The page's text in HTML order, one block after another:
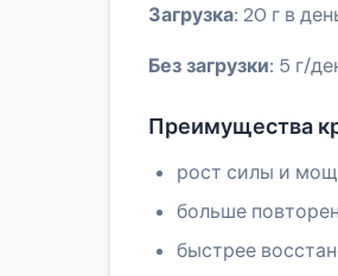
Загрузка: 20 г в
Без загрузки: 5 г/
Преимущества
рост силы и
больше
быстрее